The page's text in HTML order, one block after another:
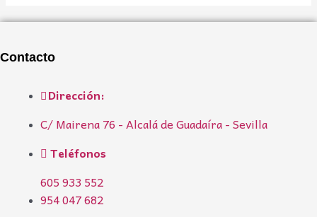
Contacto
Dirección:
C/ Mairena 76 - Alcalá de Guadaíra - Sevilla
Teléfonos
605 933 552
954 047 682